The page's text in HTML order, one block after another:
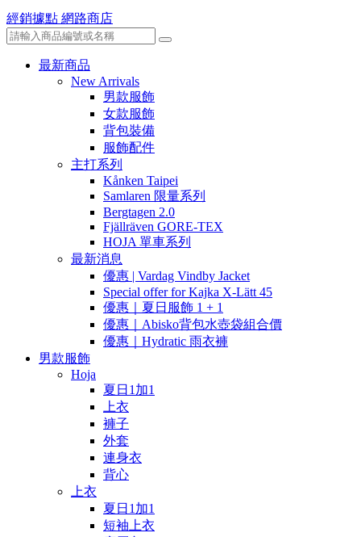
經銷據點 網路商店
最新商品
New Arrivals
男款服飾
女款服飾
背包裝備
服飾配件
主打系列
Kånken Taipei
Samlaren 限量系列
Bergtagen 2.0
Fjällräven GORE-TEX
HOJA 單車系列
最新消息
優惠 | Vardag Vindby Jacket
Special offer for Kajka X-Lätt 45
優惠｜夏日服飾 1 + 1
優惠｜Abisko背包水壺袋組合價
優惠｜Hydratic 雨衣褲
男款服飾
Hoja
夏日1加1
上衣
褲子
外套
連身衣
背心
上衣
夏日1加1
短袖上衣